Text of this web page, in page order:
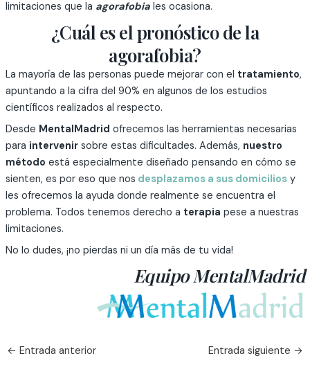
limitaciones que la agorafobiales ocasiona.
¿Cuál es el pronóstico de la
agorafobia?
La mayoría de las personas puede mejorar con el tratamiento,
apuntando a la cifra del 90% en algunos de los estudios
científicos realizados al respecto.
Desde MentalMadrid ofrecemos las herramientas necesarias
para intervenirsobre estas dificultades. Además, nuestro
método está especialmente diseñado pensando en cómo se
sienten, es por eso que nos desplazamos a sus domiciliosy
les ofrecemos la ayuda donde realmente se encuentra el
problema. Todos tenemos derecho a terapia pese a nuestras
limitaciones.
No lo dudes, ¡no pierdas ni un día más de tu vida!
Equipo MentalMadrid
← Entrada anterior Entrada siguiente →